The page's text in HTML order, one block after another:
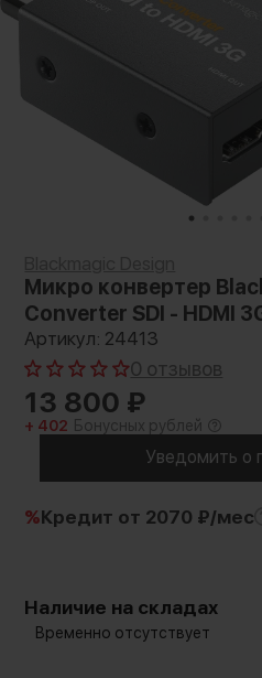
Микро конвертер
Converter SDI - HDMI
Артикул: 24413
0 отзывов
13 800 ₽
+ 402 Бонусных рублей
Уведомить о
%Кредит от 2070 ₽/мес
Наличие на складах
Временно отсутствует